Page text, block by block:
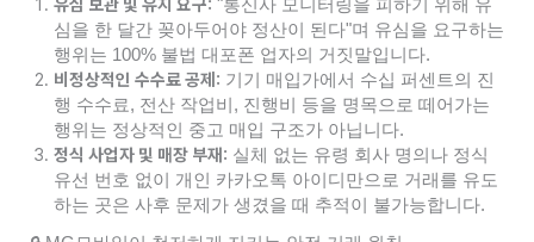
유심 보관 및 유지 요구: "통신사 모니터링을 피하기 위해 유
심을 한 달간 꽂아두어야 정산이 된다"며 유심을 요구하는
행위는 100% 불법 대포폰 업자의 거짓말입니다.
비정상적인 수수료 공제: 기기 매입가에서 수십 퍼센트의 진
행 수수료, 전산 작업비, 진행비 등을 명목으로 떼어가는
행위는 정상적인 중고 매입 구조가 아닙니다.
정식 사업자 및 매장 부재: 실체 없는 유령 회사 명의나 정식
유선 번호 없이 개인 카카오톡 아이디만으로 거래를 유도
하는 곳은 사후 문제가 생겼을 때 추적이 불가능합니다.